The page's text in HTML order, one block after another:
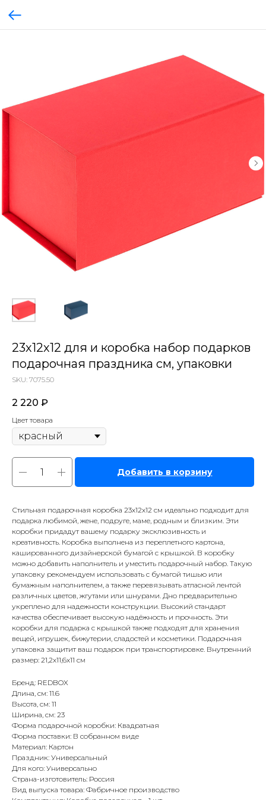
23х12х12 для и коробка набор подарков
подарочная праздника см, упаковки
SKU: 7075.50
2 220 ₽
Цвет товара
Добавить в корзину
Стильная подарочная коробка 23х12х12 см идеально подходит для
подарка любимой, жене, подруге, маме, родным и близким. Эти
коробки придадут вашему подарку эксклюзивность и
креативность. Коробка выполнена из переплетного картона,
кашированного дизайнерской бумагой с крышкой. В коробку
можно добавить наполнитель и уместить подарочный набор. Такую
упаковку рекомендуем использовать с бумагой тишью или
бумажным наполнителем, а также перевязывать атласной лентой
различных цветов, жгутами или шнурами. Дно предварительно
укреплено для надежности конструкции. Высокий стандарт
качества обеспечивает высокую надёжность и прочность. Эти
коробки для подарка с крышкой также подходят для хранения
вещей, игрушек, бижутерии, сладостей и косметики. Подарочная
упаковка защитит ваш подарок при транспортировке. Внутренний
размер: 21,2х11,6х11 см
Бренд: REDBOX
Длина, см: 11.6
Высота, см: 11
Ширина, см: 23
Форма подарочной коробки: Квадратная
Форма поставки: В собранном виде
Материал: Картон
Праздник: Универсальный
Для кого: Универсально
Страна-изготовитель: Россия
Вид выпуска товара: Фабричное производство